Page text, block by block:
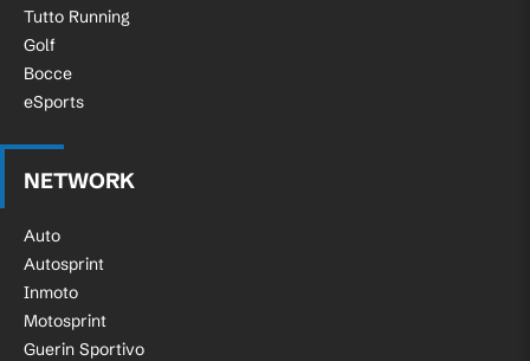
Tutto Running
Golf
Bocce
eSports
NETWORK
Auto
Autosprint
Inmoto
Motosprint
Guerin Sportivo